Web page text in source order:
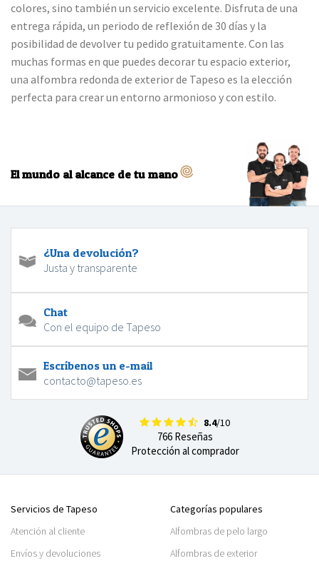
colores, sino también un servicio excelente. Disfruta de una
entrega rápida, un periodo de reflexión de 30 días y la
posibilidad de devolver tu pedido gratuitamente. Con las
muchas formas en que puedes decorar tu espacio exterior,
una alfombra redonda de exterior de Tapeso es la elección
perfecta para crear un entorno armonioso y con estilo.
El mundo al alcance de tu mano
¿Una devolución?
Justa y transparente
Chat
Con el equipo de Tapeso
Escríbenos un e-mail
contacto@tapeso.es
8.4/10
766 Reseñas
Protección al comprador
Servicios de Tapeso
Atención al cliente
Envíos y devoluciones
Categorías populares
Alfombras de pelo largo
Alfombras de exterior